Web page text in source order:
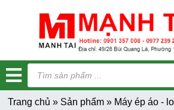
Tìm
kiếm
sản
phẩm
Trang chủ » Sản phẩm» Máy ép áo -